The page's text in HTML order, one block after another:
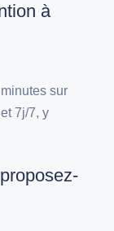
à
sur
7j/7, y